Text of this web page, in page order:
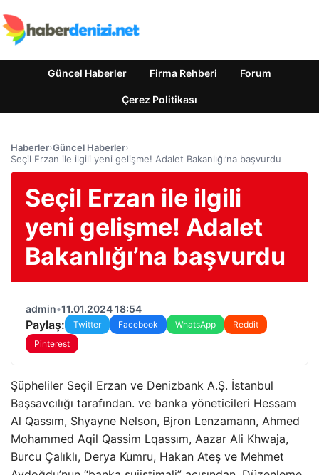
Güncel Haberler Firma Rehberi Forum
Çerez Politikası
Haberler›Güncel Haberler›
Seçil Erzan ile ilgili yeni gelişme! Adalet Bakanlığı’na başvurdu
Seçil Erzan ile ilgili
yeni gelişme! Adalet
Bakanlığı’na başvurdu
admin•11.01.2024 18:54
Paylaş: Twitter Facebook WhatsApp
Reddit
Pinterest
Şüpheliler Seçil Erzan ve Denizbank A.Ş. İstanbul
Başsavcılığı tarafından. ve banka yöneticileri Hessam
Al Qassım, Shyayne Nelson, Bjron Lenzamann, Ahmed
Mohammed Aqil Qassim Lqassım, Aazar Ali Khwaja,
Burcu Çalıklı, Derya Kumru, Hakan Ateş ve Mehmet